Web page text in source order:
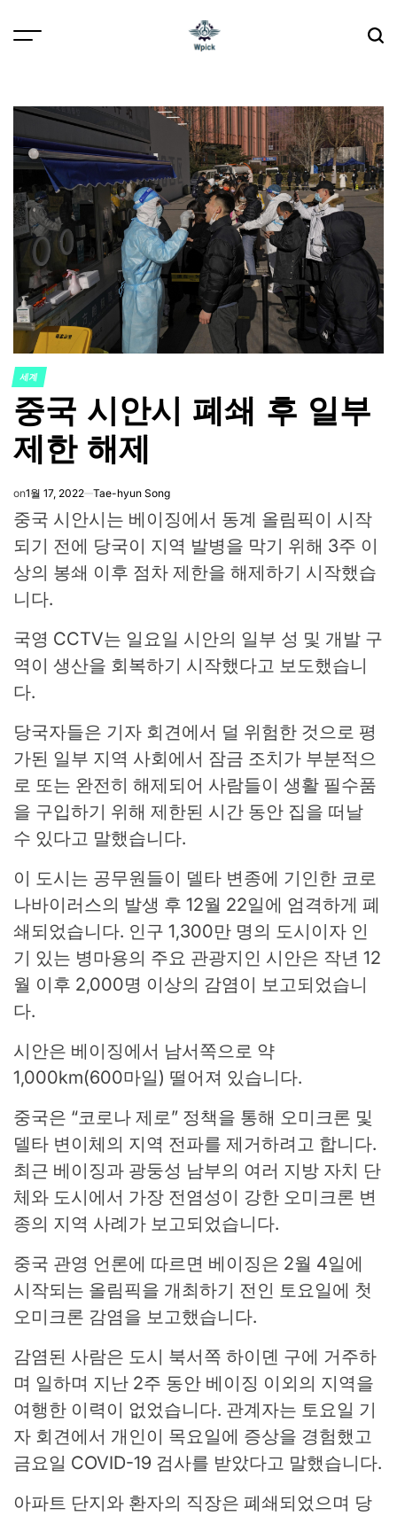
POSTED
IN
세계
중국 시안시 폐쇄 후 일부
제한 해제
on1월 17, 2022 Tae-hyun Song
중국 시안시는 베이징에서 동계 올림픽이 시작
되기 전에 당국이 지역 발병을 막기 위해 3주 이
상의 봉쇄 이후 점차 제한을 해제하기 시작했습
니다.
국영 CCTV는 일요일 시안의 일부 성 및 개발 구
역이 생산을 회복하기 시작했다고 보도했습니
다.
당국자들은 기자 회견에서 덜 위험한 것으로 평
가된 일부 지역 사회에서 잠금 조치가 부분적으
로 또는 완전히 해제되어 사람들이 생활 필수품
을 구입하기 위해 제한된 시간 동안 집을 떠날
수 있다고 말했습니다.
이 도시는 공무원들이 델타 변종에 기인한 코로
나바이러스의 발생 후 12월 22일에 엄격하게 폐
쇄되었습니다. 인구 1,300만 명의 도시이자 인
기 있는 병마용의 주요 관광지인 시안은 작년 12
월 이후 2,000명 이상의 감염이 보고되었습니
다.
시안은 베이징에서 남서쪽으로 약
1,000km(600마일) 떨어져 있습니다.
중국은 “코로나 제로” 정책을 통해 오미크론 및
델타 변이체의 지역 전파를 제거하려고 합니다.
최근 베이징과 광둥성 남부의 여러 지방 자치 단
체와 도시에서 가장 전염성이 강한 오미크론 변
종의 지역 사례가 보고되었습니다.
중국 관영 언론에 따르면 베이징은 2월 4일에
시작되는 올림픽을 개최하기 전인 토요일에 첫
오미크론 감염을 ​​보고했습니다.
감염된 사람은 도시 북서쪽 하이뎬 구에 거주하
며 일하며 지난 2주 동안 베이징 이외의 지역을
여행한 이력이 없었습니다. 관계자는 토요일 기
자 회견에서 개인이 목요일에 증상을 경험했고
금요일 COVID-19 검사를 받았다고 말했습니다.
아파트 단지와 환자의 직장은 폐쇄되었으며 당